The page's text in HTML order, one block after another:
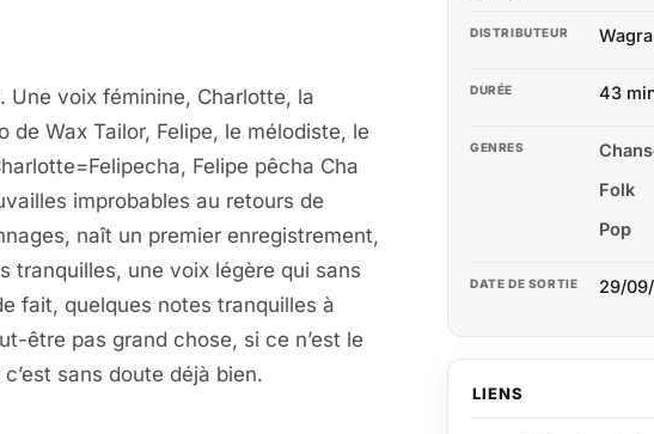
Une voix féminine, Charlotte, la
Wax Tailor, Felipe, le mélodiste, le
Felipe pêcha Cha
improbables au retours de
naît un premier enregistrement,
tranquilles, une voix légère qui sans
fait, quelques notes tranquilles à
être pas grand chose, si ce n’est le
sans doute déjà bien.
DISTRIBUTEUR
DURÉE 43
GENRES
Folk
Pop
DATE DE SORTIE 29/
LIENS